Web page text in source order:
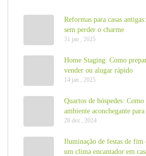
Reformas para casas
sem perder o charme
31 jan , 2025
Home Staging: Como
vender ou alugar rápido
14 jan , 2025
Quartos de hóspedes:
ambiente aconchegante
28 dez , 2024
Iluminação de festas de
um clima encantador em